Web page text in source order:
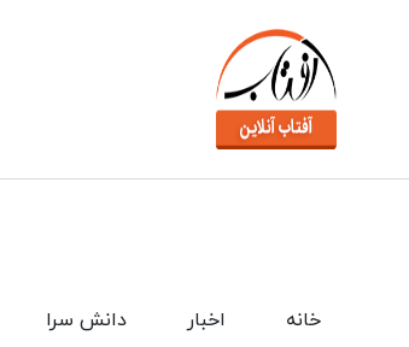
دانش سرا اخبار خانه